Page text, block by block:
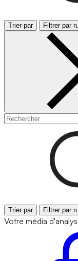
Trier par Filtrer par
Trier par Filtrer par
Votre média